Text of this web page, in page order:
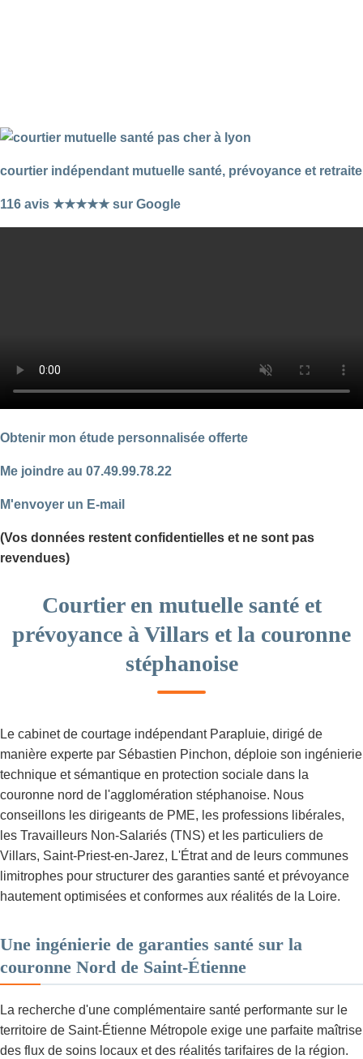
courtier indépendant mutuelle santé, prévoyance et retraite
116 avis ★★★★★ sur Google
Obtenir mon étude personnalisée offerte
Me joindre au 07.49.99.78.22
M'envoyer un E-mail
(Vos données restent confidentielles et ne sont pas
revendues)
Courtier en mutuelle santé et
prévoyance à Villars et la couronne
stéphanoise
Le cabinet de courtage indépendant Parapluie, dirigé de
manière experte par Sébastien Pinchon, déploie son ingénierie
technique et sémantique en protection sociale dans la
couronne nord de l'agglomération stéphanoise. Nous
conseillons les dirigeants de PME, les professions libérales,
les Travailleurs Non-Salariés (TNS) et les particuliers de
Villars, Saint-Priest-en-Jarez, L'Étrat and de leurs communes
limitrophes pour structurer des garanties santé et prévoyance
hautement optimisées et conformes aux réalités de la Loire.
Une ingénierie de garanties santé sur la
couronne Nord de Saint-Étienne
La recherche d'une complémentaire santé performante sur le
territoire de Saint-Étienne Métropole exige une parfaite maîtrise
des flux de soins locaux et des réalités tarifaires de la région.